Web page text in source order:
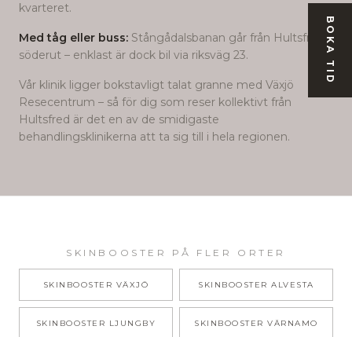
BOKA TID
kvarteret.
Med tåg eller buss: Stångådalsbanan går från Hultsfred
söderut – enklast är dock bil via riksväg 23.
Vår klinik ligger bokstavligt talat granne med Växjö
Resecentrum – så för dig som reser kollektivt från
Hultsfred är det en av de smidigaste
behandlingsklinikerna att ta sig till i hela regionen.
SKINBOOSTER PÅ FLER ORTER
SKINBOOSTER VÄXJÖ SKINBOOSTER ALVESTA
SKINBOOSTER LJUNGBY SKINBOOSTER VÄRNAMO